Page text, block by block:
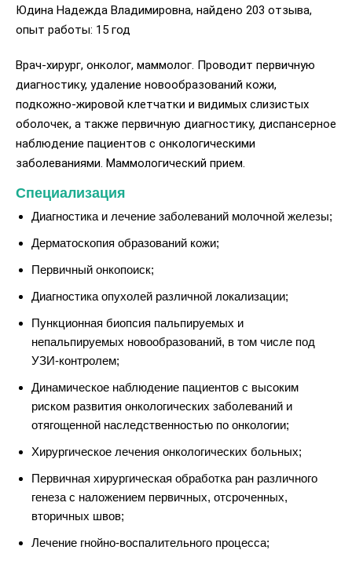
Юдина Надежда Владимировна, найдено 203 отзыва,
опыт работы: 15 год
Врач-хирург, онколог, маммолог. Проводит первичную
диагностику, удаление новообразований кожи,
подкожно-жировой клетчатки и видимых слизистых
оболочек, а также первичную диагностику, диспансерное
наблюдение пациентов с онкологическими
заболеваниями. Маммологический прием.
Специализация
Диагностика и лечение заболеваний молочной железы;
Дерматоскопия образований кожи;
Первичный онкопоиск;
Диагностика опухолей различной локализации;
Пункционная биопсия пальпируемых и
непальпируемых новообразований, в том числе под
УЗИ-контролем;
Динамическое наблюдение пациентов с высоким
риском развития онкологических заболеваний и
отягощенной наследственностью по онкологии;
Хирургическое лечения онкологических больных;
Первичная хирургическая обработка ран различного
генеза с наложением первичных, отсроченных,
вторичных швов;
Лечение гнойно-воспалительного процесса;